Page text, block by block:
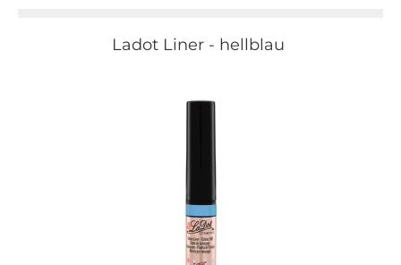
Ladot Liner - hellblau